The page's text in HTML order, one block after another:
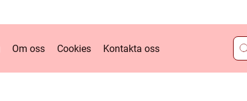
Om oss Cookies Kontakta oss